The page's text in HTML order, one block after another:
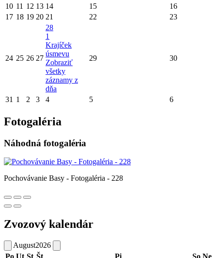
10 11 12 13 14 15
16
17 18 19 20 21 22 23
24 25 26 27
28
1
Krajíček
úsmevu
Zobraziť
všetky
záznamy z
dňa
29 30
31 1 2 3 4 5 6
Fotogaléria
Náhodná fotogaléria
Pochovávanie Basy - Fotogaléria - 228
Zvozový kalendár
August2026
Po Ut St Št Pi So Ne